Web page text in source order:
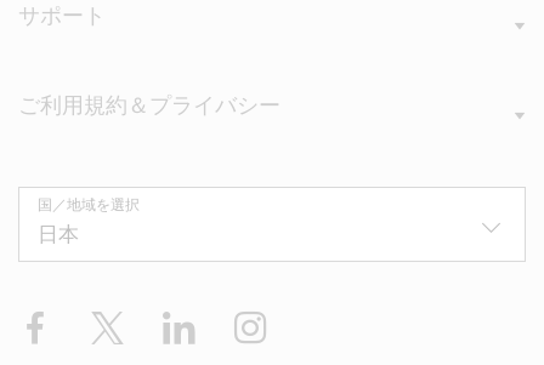
サポート
ご利用規約＆プライバシー
国／地域を選択
Facebook LinkedIn